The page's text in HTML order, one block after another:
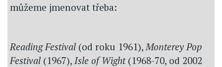
můžeme jmenovat třeba:
Reading Festival (od roku 1961), Monterey Pop
Festival (1967), Isle of Wight(1968-70, od 2002